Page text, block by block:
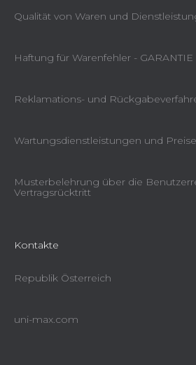
Qualität von Waren und
Haftung für Warenfehler - GARANTIE
Reklamations- und
Wartungsdienstleistungen und Preise
Musterbelehrung über die
Vertragsrücktritt
Kontakte
Republik Österreich
uni-max.com